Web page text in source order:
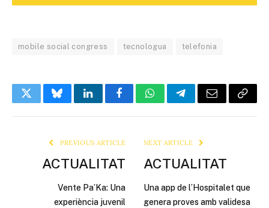
mobile social congress tecnologua telefonia
TwitterBlueskyLinkedInFacebookWhatsAppTelegramEmail Copy
PREVIOUS ARTICLE
ACTUALITAT
Vente Pa’Ka: Una
experiència juvenil
NEXT ARTICLE
ACTUALITAT
Una app de l’Hospitalet que
genera proves amb validesa